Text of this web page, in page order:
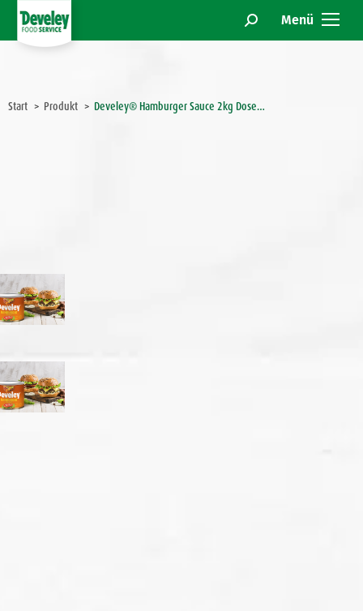
Menü
Search:
Start Produkt Develey® Hamburger Sauce 2kg Dose…